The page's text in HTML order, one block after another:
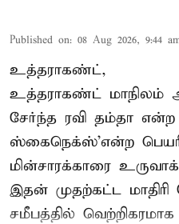
Published on: 08 Aug 2026, 9:44
உத்தராகண்ட்,
உத்தராகண்ட் மாநிலம்
சேர்ந்த ரவி தம்தா
ஸ்கைநெக்ஸ்’என்ற
மின்சாரக்காரை
இதன் முதற்கட்ட
சமீபத்தில்